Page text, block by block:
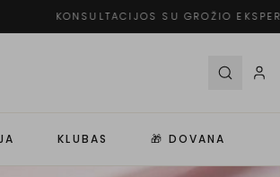
KONSULTACIJOS SU GROŽIO EKSPERTAIS
KLUBAS 🎁 DOVANA